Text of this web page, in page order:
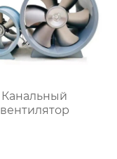
Канальный
вентилятор